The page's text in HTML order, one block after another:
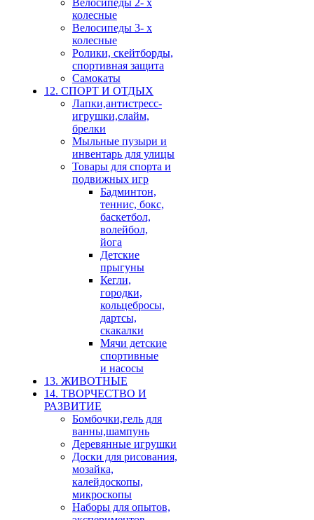
Велосипеды 2- х
колесные
Велосипеды 3- х
колесные
Ролики, скейтборды,
спортивная защита
Самокаты
12. СПОРТ И ОТДЫХ
Лапки,антистресс-
игрушки,слайм,
брелки
Мыльные пузыри и
инвентарь для улицы
Товары для спорта и
подвижных игр
Бадминтон,
теннис, бокс,
баскетбол,
волейбол,
йога
Детские
прыгуны
Кегли,
городки,
кольцебросы,
дартсы,
скакалки
Мячи детские
спортивные
и насосы
13. ЖИВОТНЫЕ
14. ТВОРЧЕСТВО И
РАЗВИТИЕ
Бомбочки,гель для
ванны,шампунь
Деревянные игрушки
Доски для рисования,
мозайка,
калейдоскопы,
микроскопы
Наборы для опытов,